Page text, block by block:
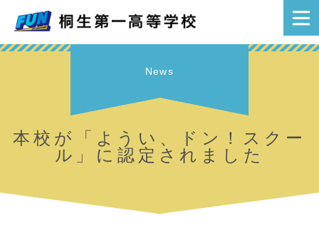
News
本校が「ようい、ドン！スクー
ル」に認定されました